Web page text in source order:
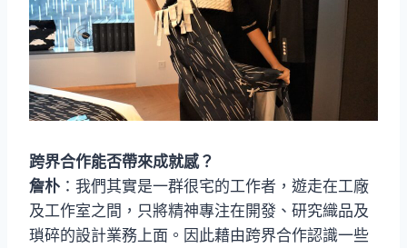
跨界合作能否帶來成就感？
詹朴 ：我們其實是一群很宅的工作者，遊走在工廠
及工作室之間，只將精神專注在開發、研究織品及
瑣碎的設計業務上面。因此藉由跨界合作認識一些